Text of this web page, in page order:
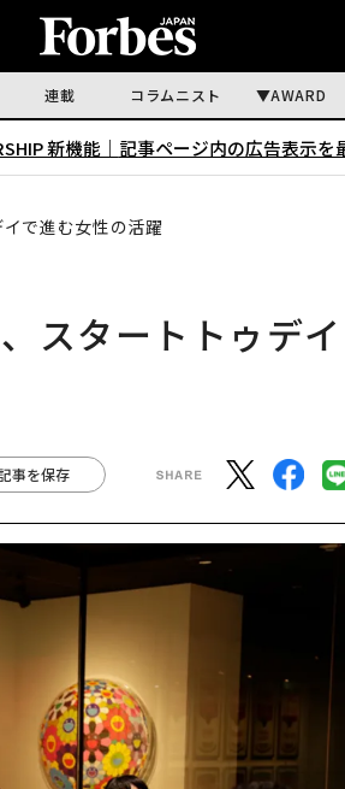
連載 コラムニスト AWARD
新機能｜ 記事ページ内の広告表示を
で進む女性の活躍
スタートトゥデイ
事を保存